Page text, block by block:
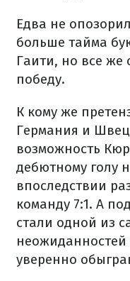
Едва не
больше тайма
Гаити, но все
победу.
К кому же
Германия и
возможность
дебютному голу
впоследствии
команду 7:1. А
стали одной из
уверенно